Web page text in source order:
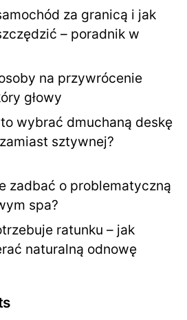
za granicą i jak
– poradnik w
na przywrócenie
głowy
wybrać dmuchaną deskę
sztywnej?
zadbać o problematyczną
spa?
ratunku – jak
naturalną odnowę